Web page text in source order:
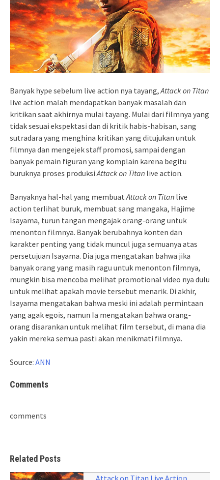
Banyak hype sebelum live action nya tayang, Attack on Titan
live action malah mendapatkan banyak masalah dan
kritikan saat akhirnya mulai tayang. Mulai dari filmnya yang
tidak sesuai ekspektasi dan di kritik habis-habisan, sang
sutradara yang menghina kritikan yang ditujukan untuk
filmnya dan mengejek staff promosi, sampai dengan
banyak pemain figuran yang komplain karena begitu
buruknya proses produksi Attack on Titan live action.
Banyaknya hal-hal yang membuat Attack on Titan live
action terlihat buruk, membuat sang mangaka, Hajime
Isayama, turun tangan mengajak orang-orang untuk
menonton filmnya. Banyak berubahnya konten dan
karakter penting yang tidak muncul juga semuanya atas
persetujuan Isayama. Dia juga mengatakan bahwa jika
banyak orang yang masih ragu untuk menonton filmnya,
mungkin bisa mencoba melihat promotional video nya dulu
untuk melihat apakah movie tersebut menarik. Di akhir,
Isayama mengatakan bahwa meski ini adalah permintaan
yang agak egois, namun Ia mengatakan bahwa orang-
orang disarankan untuk melihat film tersebut, di mana dia
yakin mereka semua pasti akan menikmati filmnya.
Source: ANN
Comments
comments
Related Posts
Attack on Titan Live Action